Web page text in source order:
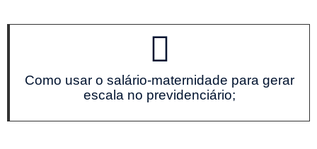
Como usar o salário-maternidade para gerar
escala no previdenciário;